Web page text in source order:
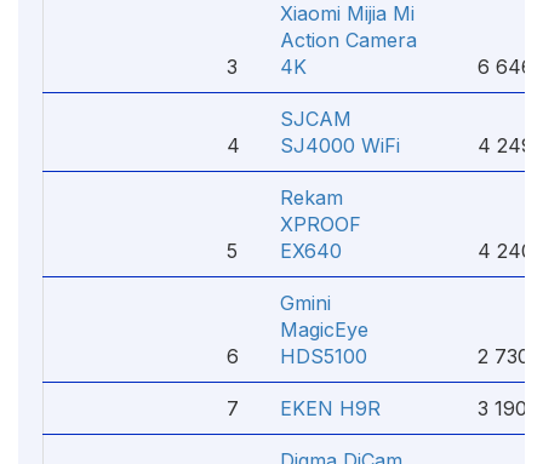
3
Xiaomi Mijia Mi
Action Camera
4K
6 646
4
SJCAM
SJ4000 WiFi
4 249
5
Rekam
XPROOF
EX640
4 240
6
Gmini
MagicEye
HDS5100
2 730
7 EKEN H9R 3 190